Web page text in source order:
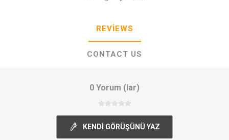
REVIEWS
CONTACT US
0 Yorum (lar)
KENDI GÖRÜŞÜNÜ YAZ